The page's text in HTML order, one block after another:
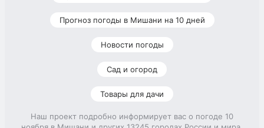
Прогноз погоды в Мишани на 10 дней
Новости погоды
Сад и огород
Товары для дачи
Наш проект подробно информирует вас о погоде 10